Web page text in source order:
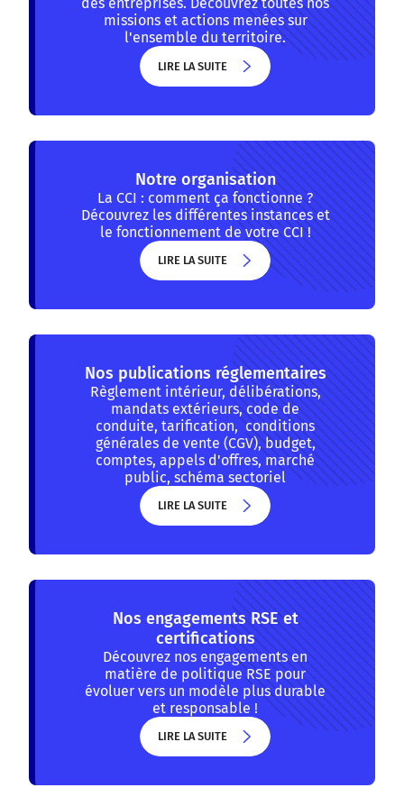
des entreprises. Découvrez toutes nos
missions et actions menées sur
l'ensemble du territoire.
LIRE LA SUITE
Notre organisation
La CCI : comment ça fonctionne ?
Découvrez les différentes instances et
le fonctionnement de votre CCI !
LIRE LA SUITE
Nos publications réglementaires
Règlement intérieur, délibérations,
mandats extérieurs, code de
conduite, tarification, conditions
générales de vente (CGV), budget,
comptes, appels d'offres, marché
public, schéma sectoriel
LIRE LA SUITE
Nos engagements RSE et
certifications
Découvrez nos engagements en
matière de politique RSE pour
évoluer vers un modèle plus durable
et responsable !
LIRE LA SUITE